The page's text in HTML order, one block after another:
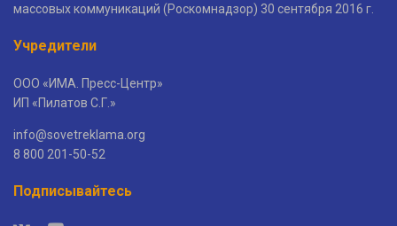
массовых коммуникаций (Роскомнадзор) 30 сентября 2016 г.
Учредители
ООО «ИМА. Пресс-Центр»
ИП «Пилатов С.Г.»
info@sovetreklama.org
8 800 201-50-52
Подписывайтесь